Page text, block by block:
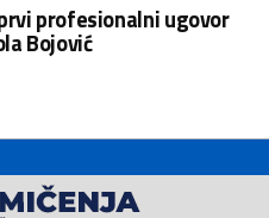
profesionalni ugovor
Bojović